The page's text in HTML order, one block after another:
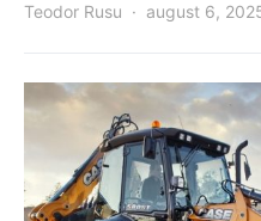
Teodor Rusu august 6,